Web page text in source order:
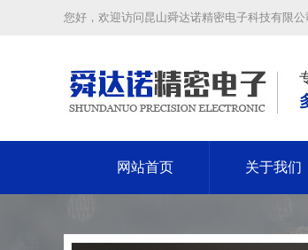
您好，欢迎访问昆山舜达诺精密电子科技有限公
网站首页 关于我们